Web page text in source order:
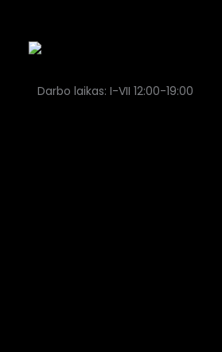
Darbo laikas: I-VII 12:00-19:00